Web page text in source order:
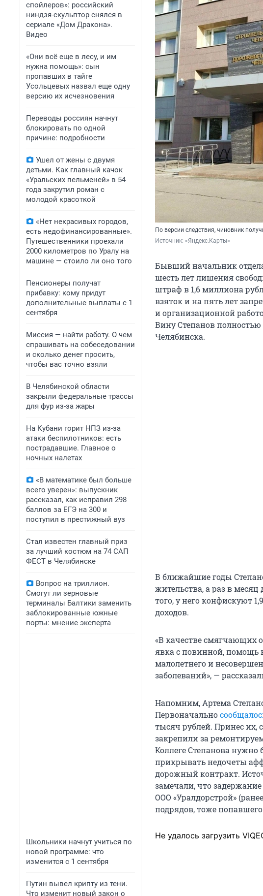
спойлеров»: российский
ниндзя-скульптор снялся в
сериале «Дом Дракона».
Видео
«Они всё еще в лесу, и им
нужна помощь»: сын
пропавших в тайге
Усольцевых назвал еще одну
версию их исчезновения
Переводы россиян начнут
блокировать по одной
причине: подробности
Ушел от жены с двумя
детьми. Как главный качок
«Уральских пельменей» в 54
года закрутил роман с
молодой красоткой
«Нет некрасивых городов,
есть недофинансированные».
Путешественники проехали
2000 километров по Уралу на
машине — стоило ли оно того
Пенсионеры получат
прибавку: кому придут
дополнительные выплаты с 1
сентября
Миссия — найти работу. О чем
спрашивать на собеседовании
и сколько денег просить,
чтобы вас точно взяли
В Челябинской области
закрыли федеральные трассы
для фур из-за жары
На Кубани горит НПЗ из-за
атаки беспилотников: есть
пострадавшие. Главное о
ночных налетах
«В математике был больше
всего уверен»: выпускник
рассказал, как исправил 298
баллов за ЕГЭ на 300 и
поступил в престижный вуз
Стал известен главный приз
за лучший костюм на 74 САП
ФЕСТ в Челябинске
Вопрос на триллион.
Смогут ли зерновые
терминалы Балтики заменить
заблокированные южные
порты: мнение эксперта
Школьники начнут учиться по
новой программе: что
изменится с 1 сентября
Путин вывел крипту из тени.
Что изменит новый закон о
По версии следствия, чиновник
Источник: «Яндекс.Карты»
Бывший начальник
шесть лет лишения
штраф в 1,6 миллиона
взяток и на пять лет
и организационной
Вину Степанов
Челябинска.
В ближайшие годы
жительства, а раз в
того, у него конфискуют
доходов.
«В качестве смягчающих
явка с повинной, помощь
малолетнего и
заболеваний», —
Напомним, Артема
Первоначально
тысяч рублей. Принес их,
закрепили за
Коллеге Степанова
прикрывать недочеты
дорожный контракт.
замечали, что
ООО «Уралдорстрой»
подрядов, тоже попавшего
Не удалось загрузить